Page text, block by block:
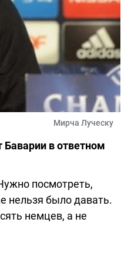
Мирча Луческу
в ответном
посмотреть,
нельзя было давать.
немцев, а не